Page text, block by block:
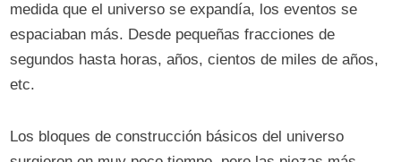
medida que el universo se expandía, los eventos se
espaciaban más. Desde pequeñas fracciones de
segundos hasta horas, años, cientos de miles de años,
etc.
Los bloques de construcción básicos del universo